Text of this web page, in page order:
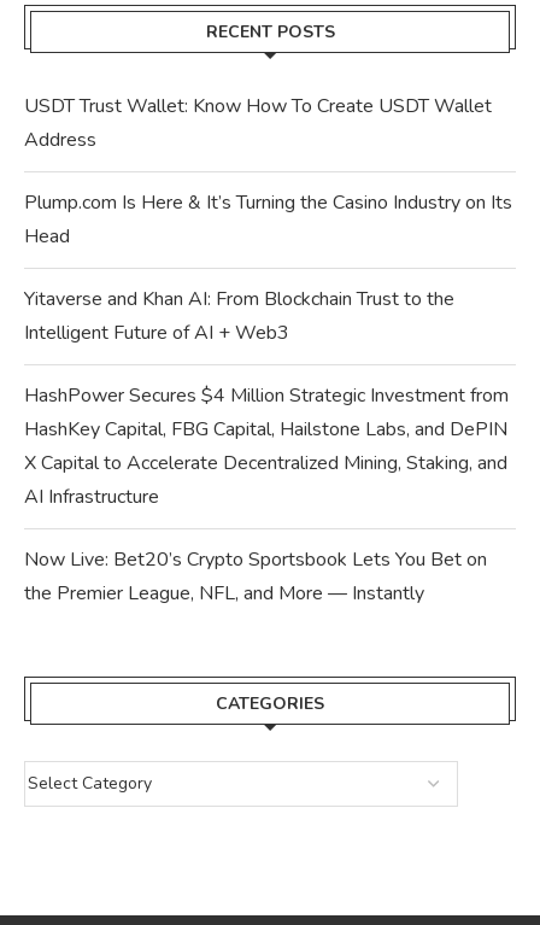
RECENT POSTS
USDT Trust Wallet: Know How To Create USDT Wallet
Address
Plump.com Is Here & It’s Turning the Casino Industry on Its
Head
Yitaverse and Khan AI: From Blockchain Trust to the
Intelligent Future of AI + Web3
HashPower Secures $4 Million Strategic Investment from
HashKey Capital, FBG Capital, Hailstone Labs, and DePIN
X Capital to Accelerate Decentralized Mining, Staking, and
AI Infrastructure
Now Live: Bet20’s Crypto Sportsbook Lets You Bet on
the Premier League, NFL, and More — Instantly
CATEGORIES